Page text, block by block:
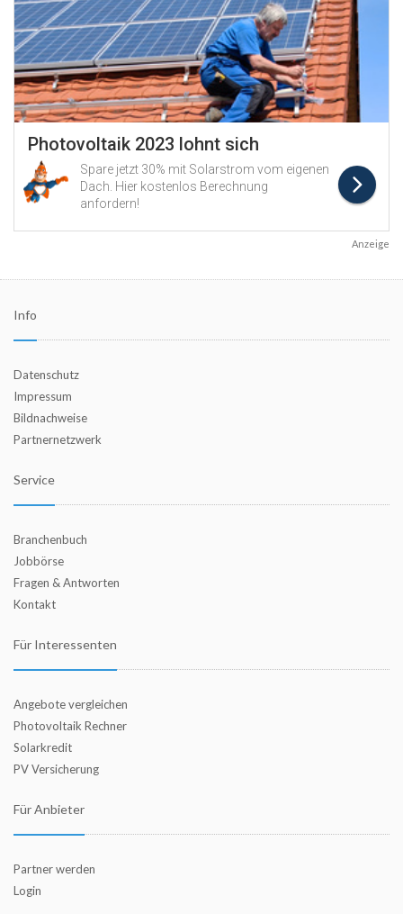
Anzeige
Info
Datenschutz
Impressum
Bildnachweise
Partnernetzwerk
Service
Branchenbuch
Jobbörse
Fragen & Antworten
Kontakt
Für Interessenten
Angebote vergleichen
Photovoltaik Rechner
Solarkredit
PV Versicherung
Für Anbieter
Partner werden
Login